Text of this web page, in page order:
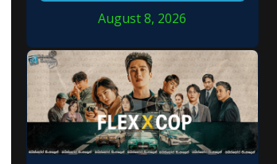
August 8, 2026